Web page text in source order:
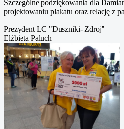
Szczególne podziękowania dla
projektowaniu plakatu oraz relację z
Prezydent LC "Duszniki- Zdroj"
Elżbieta Paluch